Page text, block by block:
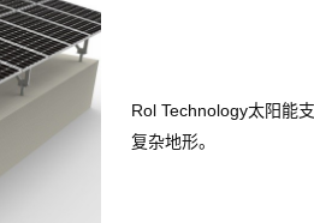
Rol Technology太阳能
复杂地形。